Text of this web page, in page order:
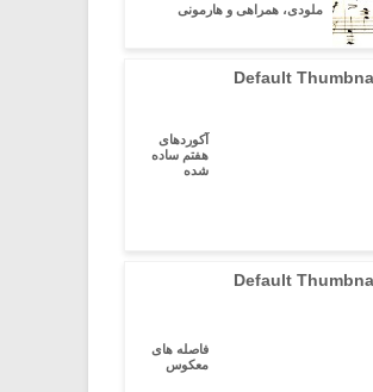
ملودی، همراهی و هارمونی
آکوردهای
هفتم ساده
شده
فاصله های
معکوس